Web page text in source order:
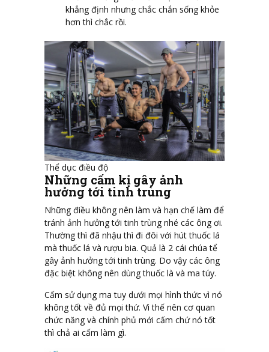
khẳng định nhưng chắc chắn sống khỏe
hơn thì chắc rồi.
Thể dục điều độ
Những cấm kị gây ảnh
hưởng tới tinh trùng
Những điều không nên làm và hạn chế làm để
tránh ảnh hưởng tới tinh trùng nhé các ông ơi.
Thường thì đã nhậu thì đi đôi với hút thuốc lá
mà thuốc lá và rượu bia. Quả là 2 cái chúa tể
gây ảnh hưởng tới tinh trùng. Do vậy các ông
đặc biệt không nên dùng thuốc là và ma túy.
Cấm sử dụng ma tuy dưới mọi hình thức vì nó
không tốt về đủ mọi thứ. Vì thế nên cơ quan
chức năng và chính phủ mới cấm chứ nó tốt
thì chả ai cấm làm gì.